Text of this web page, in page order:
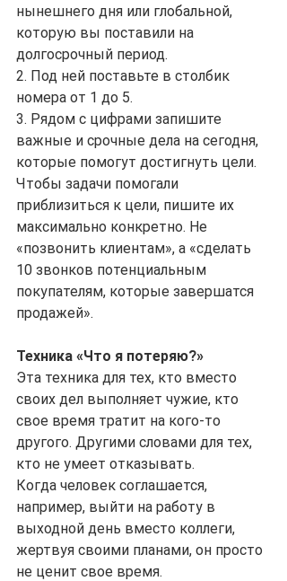
нынешнего дня или глобальной,
которую вы поставили на
долгосрочный период.
2. Под ней поставьте в столбик
номера от 1 до 5.
3. Рядом с цифрами запишите
важные и срочные дела на сегодня,
которые помогут достигнуть цели.
Чтобы задачи помогали
приблизиться к цели, пишите их
максимально конкретно. Не
«позвонить клиентам», а «сделать
10 звонков потенциальным
покупателям, которые завершатся
продажей».
Техника «Что я потеряю?»
Эта техника для тех, кто вместо
своих дел выполняет чужие, кто
свое время тратит на кого-то
другого. Другими словами для тех,
кто не умеет отказывать.
Когда человек соглашается,
например, выйти на работу в
выходной день вместо коллеги,
жертвуя своими планами, он просто
не ценит свое время.